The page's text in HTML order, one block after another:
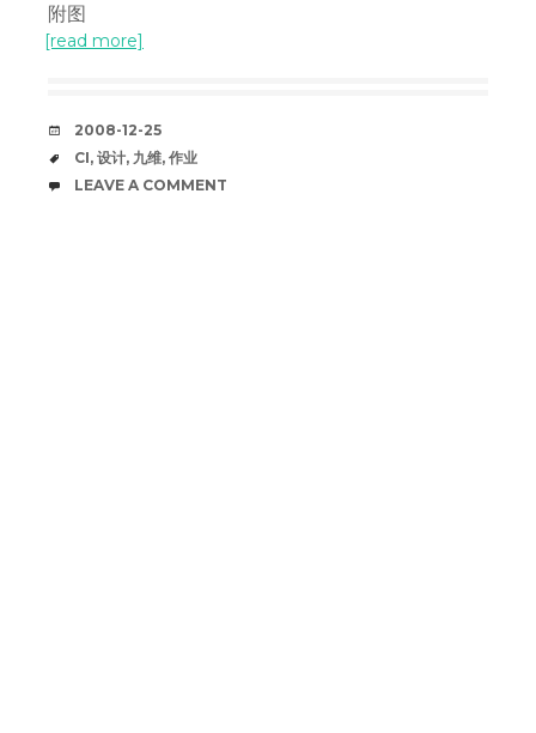
附图
[read more]
DATE
2008-12-25
TAGS
CI, 设计, 九维, 作业
COMMENTS
LEAVE A COMMENT